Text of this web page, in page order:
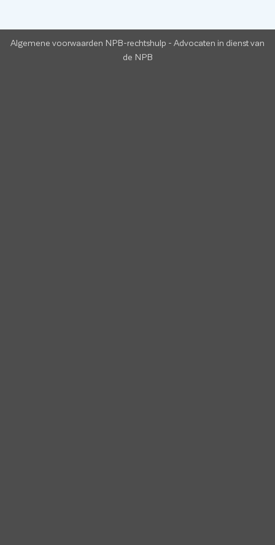
Algemene voorwaarden NPB-rechtshulp - Advocaten in dienst van
de NPB